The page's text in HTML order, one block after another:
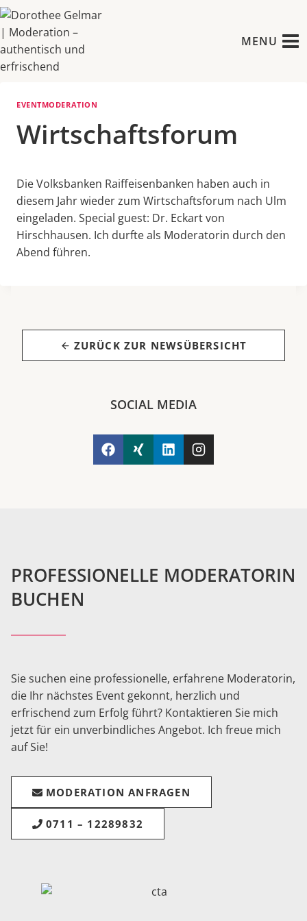
Zum
Inhalt
springen
MENU
EVENTMODERATION
Wirtschaftsforum
Die Volksbanken Raiffeisenbanken haben auch in
diesem Jahr wieder zum Wirtschaftsforum nach Ulm
eingeladen. Special guest: Dr. Eckart von
Hirschhausen. Ich durfte als Moderatorin durch den
Abend führen.
ZURÜCK ZUR NEWSÜBERSICHT
SOCIAL MEDIA
PROFESSIONELLE MODERATORIN
BUCHEN
Sie suchen eine professionelle, erfahrene Moderatorin,
die Ihr nächstes Event gekonnt, herzlich und
erfrischend zum Erfolg führt? Kontaktieren Sie mich
jetzt für ein unverbindliches Angebot. Ich freue mich
auf Sie!
MODERATION ANFRAGEN
0711 – 12289832